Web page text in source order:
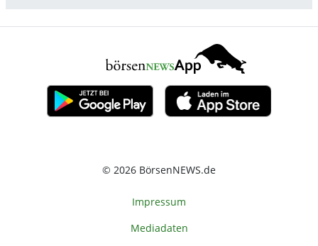
© 2026 BörsenNEWS.de
Impressum
Mediadaten